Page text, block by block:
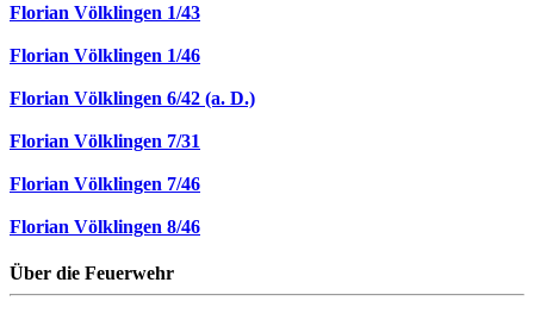
Florian Völklingen 1/43
Florian Völklingen 1/46
Florian Völklingen 6/42 (a. D.)
Florian Völklingen 7/31
Florian Völklingen 7/46
Florian Völklingen 8/46
Über die Feuerwehr